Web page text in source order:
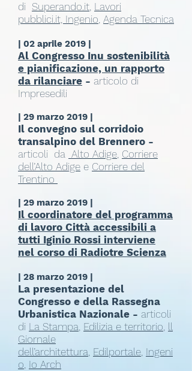
di Superando.it, Lavori
pubblici.it, Ingenio, Agenda Tecnica
| 02 aprile 2019 |
Al Congresso Inu sostenibilità
e pianificazione, un rapporto
da rilanciare - articolo di
Impresedili
| 29 marzo 2019 |
Il convegno sul corridoio
transalpino del Brennero -
articoli da Alto Adige, Corriere
dell’Alto Adige e Corriere del
Trentino
| 29 marzo 2019 |
Il coordinatore del programma
di lavoro Città accessibili a
tutti Iginio Rossi interviene
nel corso di Radiotre Scienza
| 28 marzo 2019 |
La presentazione del
Congresso e della Rassegna
Urbanistica Nazionale - articoli
di La Stampa, Edilizia e territorio, ll
Giornale
dell’architettura, Edilportale, Ingeni
o, Io Arch